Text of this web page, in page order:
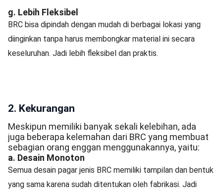
g. Lebih Fleksibel
BRC bisa dipindah dengan mudah di berbagai lokasi yang
diinginkan tanpa harus membongkar material ini secara
keseluruhan. Jadi lebih fleksibel dan praktis.
2. Kekurangan
Meskipun memiliki banyak sekali kelebihan, ada
juga beberapa kelemahan dari BRC yang membuat
sebagian orang enggan menggunakannya, yaitu:
a. Desain Monoton
Semua desain pagar jenis BRC memiliki tampilan dan bentuk
yang sama karena sudah ditentukan oleh fabrikasi. Jadi